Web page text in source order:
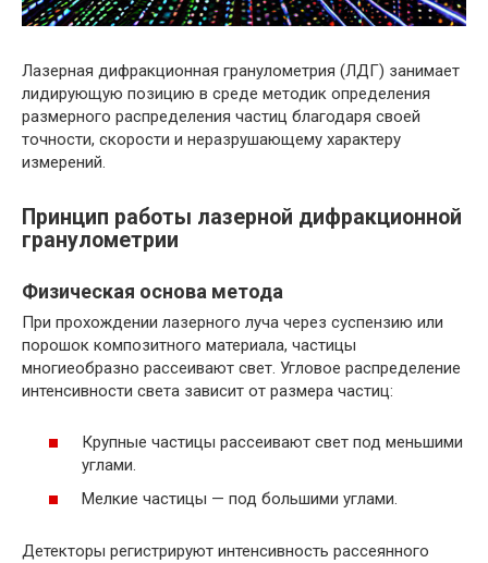
Лазерная дифракционная гранулометрия (ЛДГ) занимает
лидирующую позицию в среде методик определения
размерного распределения частиц благодаря своей
точности, скорости и неразрушающему характеру
измерений.
Принцип работы лазерной дифракционной
гранулометрии
Физическая основа метода
При прохождении лазерного луча через суспензию или
порошок композитного материала, частицы
многиеобразно рассеивают свет. Угловое распределение
интенсивности света зависит от размера частиц:
Крупные частицы рассеивают свет под меньшими
углами.
Мелкие частицы — под большими углами.
Детекторы регистрируют интенсивность рассеянного